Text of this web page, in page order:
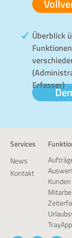
Überblick
Erfasser)
Services
News
Kontakt
TrayApp